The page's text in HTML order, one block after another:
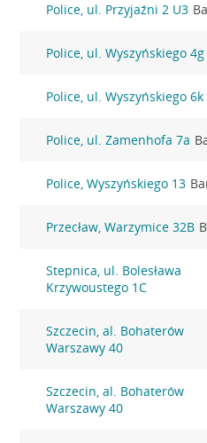
Police, ul. Przyjaźni 2 U3
Police, ul. Wyszyńskiego 4g
Police, ul. Wyszyńskiego 6k
Police, ul. Zamenhofa 7a
Police, Wyszyńskiego 13
Przecław, Warzymice 32B
Stepnica, ul. Bolesława
Krzywoustego 1C
Szczecin, al. Bohaterów
Warszawy 40
Szczecin, al. Bohaterów
Warszawy 40